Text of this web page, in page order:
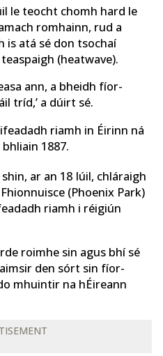
le teocht chomh hard le
romhainn, rud a
is atá sé don tsochaí
(heatwave).
ann, a bheidh fíor-
tríd,’ a dúirt sé.
riamh in Éirinn ná
bhliain 1887.
ar an 18 Iúil, chláraigh
(Phoenix Park)
riamh i réigiún
roimhe sin agus bhí sé
den sórt sin fíor-
mhuintir na hÉireann